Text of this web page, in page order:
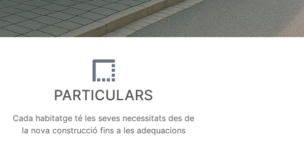
PARTICULARS
Cada habitatge té les seves necessitats des de
la nova construcció fins a les adequacions